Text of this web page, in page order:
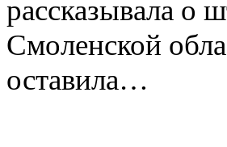
рассказывала о
Смоленской
оставила…